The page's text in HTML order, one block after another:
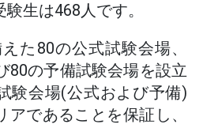
生は468人です。
た80の公式試験会場、
80の予備試験会場を設立
験会場(公式および予備)
であることを保証し、